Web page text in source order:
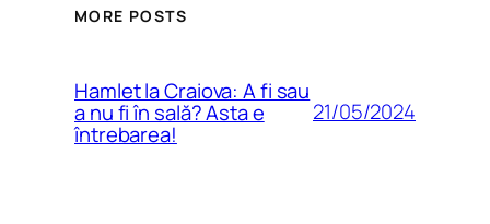
MORE POSTS
Hamlet la Craiova: A fi sau
a nu fi în sală? Asta e
întrebarea!
21/05/2024